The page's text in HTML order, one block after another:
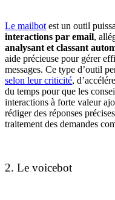
Le mailbot est un outil
interactions par email,
analysant et classant
aide précieuse pour gérer
messages. Ce type d’outil
selon leur criticité,
du temps pour que les
interactions à forte valeur
rédiger des réponses
traitement des demandes
2. Le voicebot